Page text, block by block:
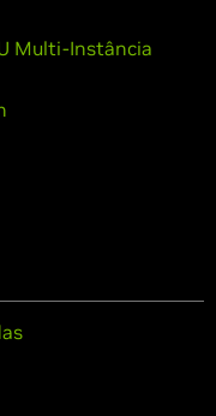
Multi-Instância